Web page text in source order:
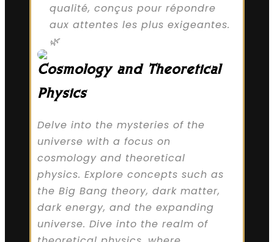
qualité, conçus pour répondre
aux attentes les plus exigeantes.
🌿
Cosmology and Theoretical
Physics
Delve into the mysteries of the
universe with a focus on
cosmology and theoretical
physics. Explore concepts such as
the Big Bang theory, dark matter,
dark energy, and the expanding
universe. Dive into the realm of